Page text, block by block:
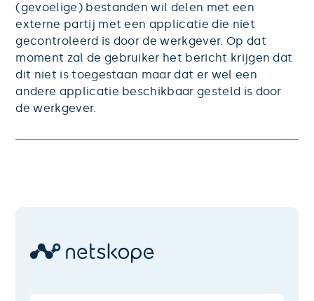
(gevoelige) bestanden wil delen met een
externe partij met een applicatie die niet
gecontroleerd is door de werkgever. Op dat
moment zal de gebruiker het bericht krijgen dat
dit niet is toegestaan maar dat er wel een
andere applicatie beschikbaar gesteld is door
de werkgever.